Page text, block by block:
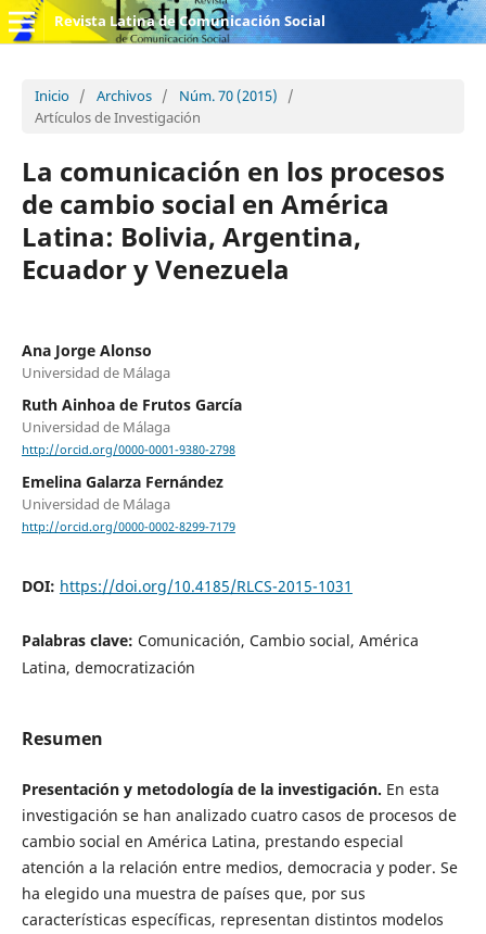
Revista Latina de Comunicación Social
Inicio / Archivos / Núm. 70 (2015)
/
Artículos de Investigación
La comunicación en los procesos
de cambio social en América
Latina: Bolivia, Argentina,
Ecuador y Venezuela
Ana Jorge Alonso
Universidad de Málaga
Ruth Ainhoa de Frutos García
Universidad de Málaga
http://orcid.org/0000-0001-9380-2798
Emelina Galarza Fernández
Universidad de Málaga
http://orcid.org/0000-0002-8299-7179
DOI: https://doi.org/10.4185/RLCS-2015-1031
Palabras clave: Comunicación, Cambio social, América
Latina, democratización
Resumen
Presentación y metodología de la investigación. En esta
investigación se han analizado cuatro casos de procesos de
cambio social en América Latina, prestando especial
atención a la relación entre medios, democracia y poder. Se
ha elegido una muestra de países que, por sus
características específicas, representan distintos modelos